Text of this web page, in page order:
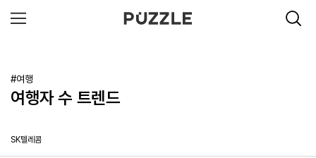
#여행
여행자 수 트렌드
SK텔레콤